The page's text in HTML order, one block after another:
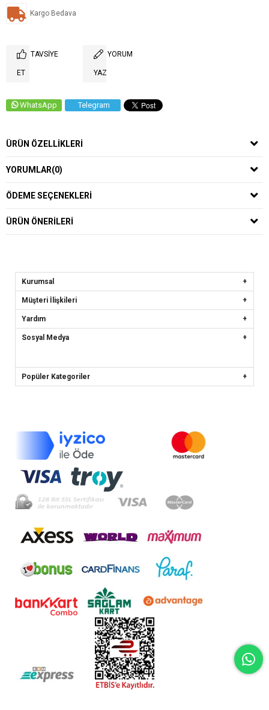
Kargo Bedava
TAVSIYE
ET
YORUM
YAZ
WhatsApp Telegram
ÜRÜN ÖZELLIKLERI
YORUMLAR(0)
ÖDEME SEÇENEKLERI
ÜRÜN ÖNERILERI
Kurumsal
Müşteri İlişkileri
Yardım
Sosyal Medya
Popüler Kategoriler